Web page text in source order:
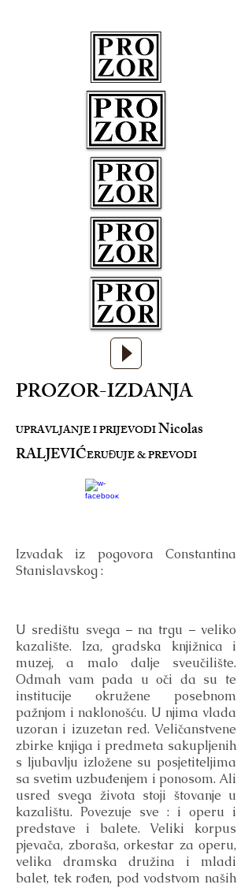
PROZOR-IZDANJA
UPRAVLJANJE I PRIJEVODINicolas
RALJEVIĆERUĐUJE & PREVODI
Izvadak iz pogovora Constantina
Stanislavskog :
U središtu svega – na trgu – veliko
kazalište. Iza, gradska knjižnica i
muzej, a malo dalje sveučilište.
Odmah vam pada u oči da su te
institucije okružene posebnom
pažnjom i naklonošću. U njima vlada
uzoran i izuzetan red. Veličanstvene
zbirke knjiga i predmeta sakupljenih
s ljubavlju izložene su posjetiteljima
sa svetim uzbuđenjem i ponosom. Ali
usred svega života stoji štovanje u
kazalištu. Povezuje sve : i operu i
predstave i balete. Veliki korpus
pjevača, zboraša, orkestar za operu,
velika dramska družina i mladi
balet, tek rođen, pod vodstvom naših